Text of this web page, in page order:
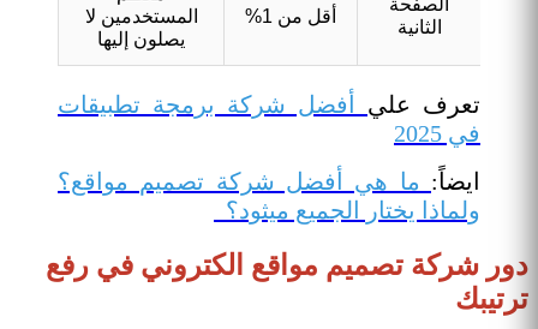
الصفحة
الثانية
أقل من 1%
المستخدمين لا
يصلون إليها
تعرف علي أفضل شركة برمجة تطبيقات
في 2025
ايضاً: ما هي أفضل شركة تصميم مواقع؟
ولماذا يختار الجميع ميثود؟
دور شركة تصميم مواقع الكتروني في رفع
ترتيبك